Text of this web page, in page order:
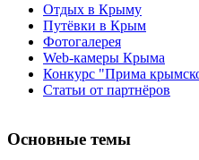
Отдых в Крыму
Путёвки в Крым
Фотогалерея
Web-камеры Крыма
Конкурс "Прима
Статьи от партнёров
Основные темы